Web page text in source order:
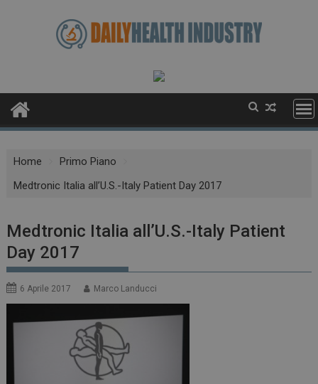
Home
Primo Piano
Medtronic Italia all’U.S.-Italy Patient Day 2017
Medtronic Italia all’U.S.-Italy Patient
Day 2017
6 Aprile 2017 Marco Landucci